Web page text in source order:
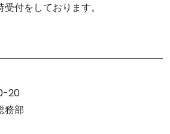
付をしております。
20
務部